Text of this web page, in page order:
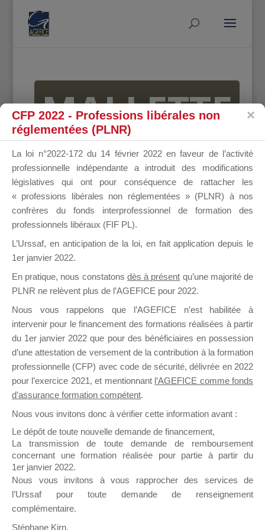
MALLETTE
DU
DIRIGEANT
il y a un mois
Ce groupe est destiné aux Organismes de
Formation qui souhaitent répondre à l’Appel à
Propositions Mallette du Dirigeant.
Ce groupe propose un forum dédié au support
sur lequel il est possible de laisser un message
ou poser une question.
NB : Il est nécessaire d’être
pouvoir rejoindre ce groupe
CFP 2022 - Professions libérales non
réglementées (PLNR)
La loi n°2022-172 du 14 février 2022 en faveur de l’activité
professionnelle indépendante a introduit des modifications
législatives qui ont pour conséquence de rattacher les
« professions libérales non réglementées » (PLNR) à nos
confrères du fonds interprofessionnel de formation des
professionnels libéraux (FIF PL).
L’Urssaf, en anticipation de la loi, en fait application depuis le
1er janvier 2022.
En pratique, nous constatons dès à présent qu’une majorité de
PLNR ne relèvent plus de l’AGEFICE pour 2022.
Nous vous rappelons que l’AGEFICE n’est habilitée à
intervenir pour le financement des formations réalisées à partir
du 1er janvier 2022 que pour des bénéficiaires en possession
d’une attestation de versement de la contribution à la formation
professionnelle (CFP) avec code de sécurité, délivrée en 2022
pour l’exercice 2021, et mentionnant l’AGEFICE comme fonds
d’assurance formation compétent.
Nous vous invitons donc à vérifier cette information avant :
Le dépôt de toute nouvelle demande de financement,
La transmission de toute demande de remboursement
concernant une formation réalisée pour partie à partir du
1er janvier 2022.
Nous vous invitons à vous rapprocher des services de
l’Urssaf pour toute demande de renseignement
complémentaire.
Stéphane Kirn,